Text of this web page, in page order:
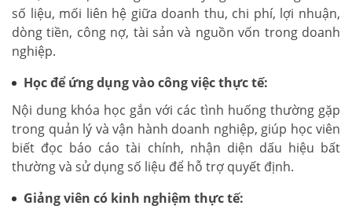
số liệu, mối liên hệ giữa doanh thu, chi phí, lợi nhuận,
dòng tiền, công nợ, tài sản và nguồn vốn trong doanh
nghiệp.
Học để ứng dụng vào công việc thực tế:
Nội dung khóa học gắn với các tình huống thường gặp
trong quản lý và vận hành doanh nghiệp, giúp học viên
biết đọc báo cáo tài chính, nhận diện dấu hiệu bất
thường và sử dụng số liệu để hỗ trợ quyết định.
Giảng viên có kinh nghiệm thực tế: